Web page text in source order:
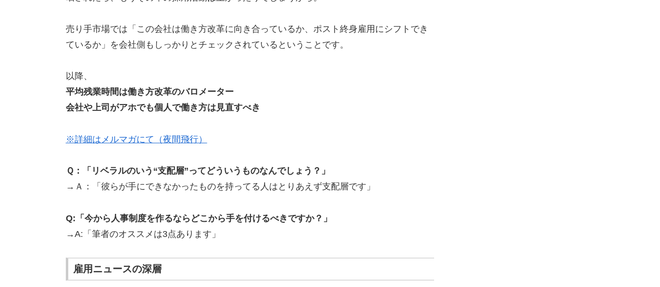
売り手市場では「この会社は働き方改革に向き合っているか、ポスト終身雇用にシフトでき
ているか」を会社側もしっかりとチェックされているということです。
以降、
平均残業時間は働き方改革のバロメーター
会社や上司がアホでも個人で働き方は見直すべき
※詳細はメルマガにて（夜間飛行）
Ｑ：「リベラルのいう“支配層”ってどういうものなんでしょう？」
→Ａ：「彼らが手にできなかったものを持ってる人はとりあえず支配層です」
Q:「今から人事制度を作るならどこから手を付けるべきですか？」
→A:「筆者のオススメは3点あります」
雇用ニュースの深層